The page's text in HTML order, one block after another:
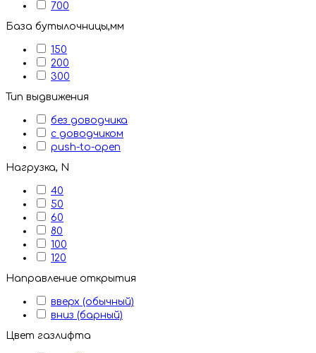
700
База бутылочницы,мм
150
200
300
Тип выдвижения
без доводчика
с доводчиком
push-to-open
Нагрузка, N
40
50
60
80
100
120
Направление открытия
вверх (обычный)
вниз (барный)
Цвет газлифта